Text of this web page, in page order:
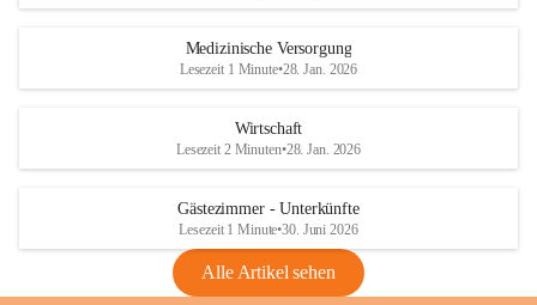
Medizinische Versorgung
Lesezeit 1 Minute•28. Jan. 2026
Wirtschaft
Lesezeit 2 Minuten•28. Jan. 2026
Gästezimmer - Unterkünfte
Lesezeit 1 Minute•30. Juni 2026
Alle Artikel sehen